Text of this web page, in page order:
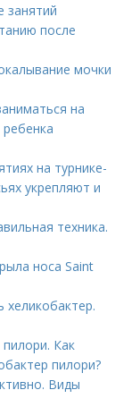
занятий
после
мочки
на
на турнике-
укрепляют и
техника.
носа Saint
хеликобактер.
пилори. Как
пилори?
Виды